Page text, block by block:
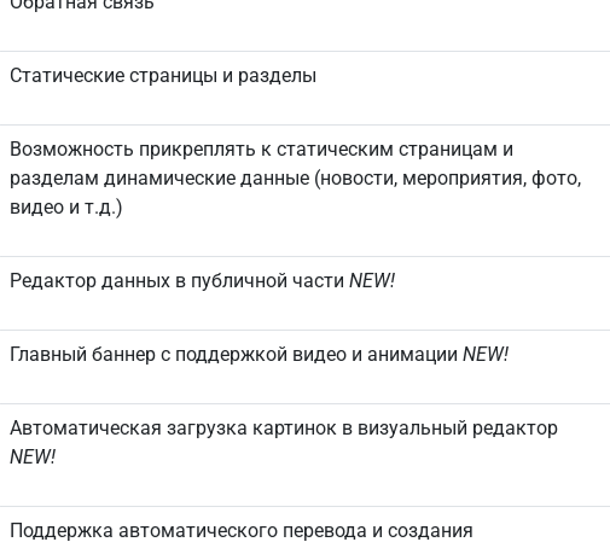
Статические страницы и разделы
Возможность прикреплять к статическим страницам и
разделам динамические данные (новости, мероприятия, фото,
видео и т.д.)
Редактор данных в публичной части NEW!
Главный баннер с поддержкой видео и анимации NEW!
Автоматическая загрузка картинок в визуальный редактор
NEW!
Поддержка автоматического перевода и создания